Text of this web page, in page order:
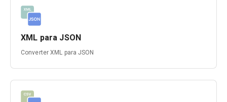
XML para JSON
Converter XML para JSON